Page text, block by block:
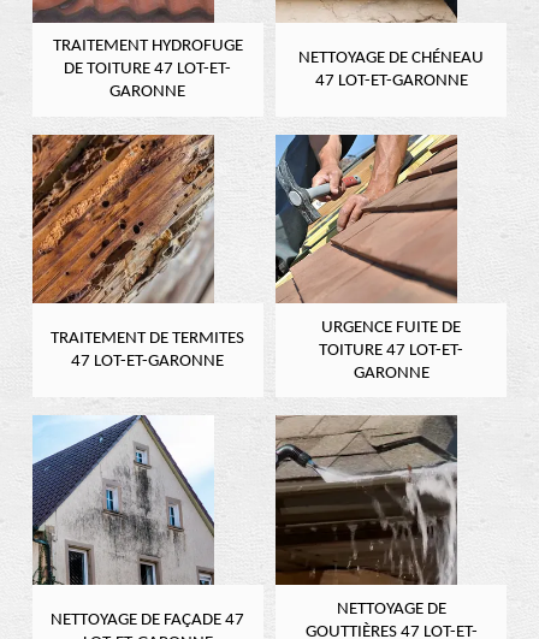
TRAITEMENT HYDROFUGE
DE TOITURE 47 LOT-ET-
GARONNE
NETTOYAGE DE CHÉNEAU
47 LOT-ET-GARONNE
TRAITEMENT DE TERMITES
47 LOT-ET-GARONNE
URGENCE FUITE DE
TOITURE 47 LOT-ET-
GARONNE
NETTOYAGE DE FAÇADE 47
NETTOYAGE DE
GOUTTIÈRES 47 LOT-ET-